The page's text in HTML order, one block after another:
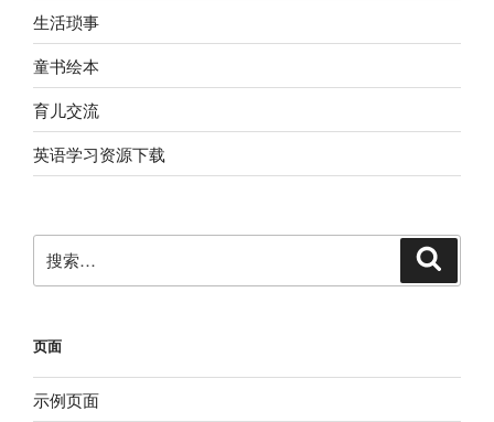
生活琐事
童书绘本
育儿交流
英语学习资源下载
索：
页面
示例页面